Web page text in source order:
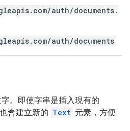
auth/documents.
auth/documents
。即使字串是插入現有的
會建立新的 Text 元素，方便